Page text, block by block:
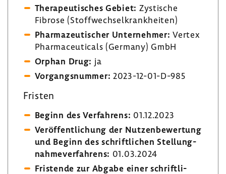
Thera­peu­ti­sches Gebiet: Zysti­sche
Fibrose (Stoff­wech­sel­krank­heiten)
Phar­ma­zeu­ti­scher Unter­nehmer: Vertex
Phar­ma­ceu­ti­cals (Germany) GmbH
Orphan Drug: ja
Vorgangs­nummer: 2023-​12-01-D-985
Fristen
Beginn des Verfah­rens: 01.12.2023
Veröf­fent­li­chung der Nutzen­be­wer­tung
und Beginn des schrift­li­chen Stel­lung­
nah­me­ver­fah­rens: 01.03.2024
Fris­tende zur Abgabe einer schrift­li­